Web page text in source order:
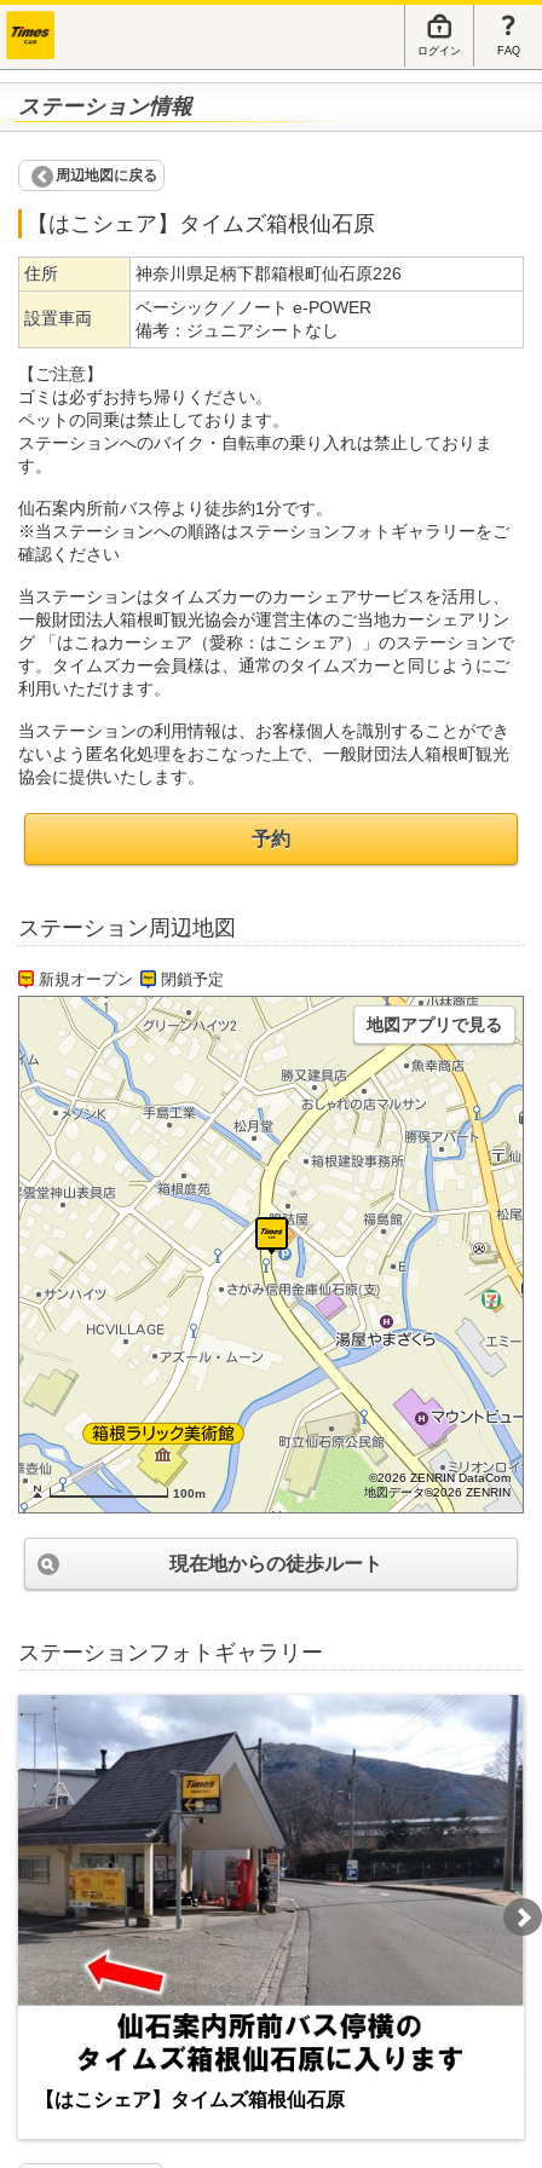
ログイン FAQ
ステーション情報
周辺地図に戻る
【はこシェア】タイムズ箱根仙石原
住所 神奈川県足柄下郡箱根町仙石原226
設置車両
ベーシック／ノート e-POWER
備考： ジュニアシートなし
【ご注意】
ゴミは必ずお持ち帰りください。
ペットの同乗は禁止しております。
ステーションへのバイク・自転車の乗り入れは禁止しておりま
す。
仙石案内所前バス停より徒歩約1分です。
※当ステーションへの順路はステーションフォトギャラリーをご
確認ください
当ステーションはタイムズカーのカーシェアサービスを活用し、
一般財団法人箱根町観光協会が運営主体のご当地カーシェアリン
グ 「はこねカーシェア（愛称：はこシェア）」のステーションで
す。タイムズカー会員様は、通常のタイムズカーと同じようにご
利用いただけます。
当ステーションの利用情報は、お客様個人を識別することができ
ないよう匿名化処理をおこなった上で、一般財団法人箱根町観光
協会に提供いたします。
予約
ステーション周辺地図
新規オープン 閉鎖予定
100m
©2026 ZENRIN DataCom
地図データ©2026 ZENRIN
地図アプリで見る
現在地からの徒歩ルート
ステーションフォトギャラリー
【はこシェア】タイムズ箱根仙石原